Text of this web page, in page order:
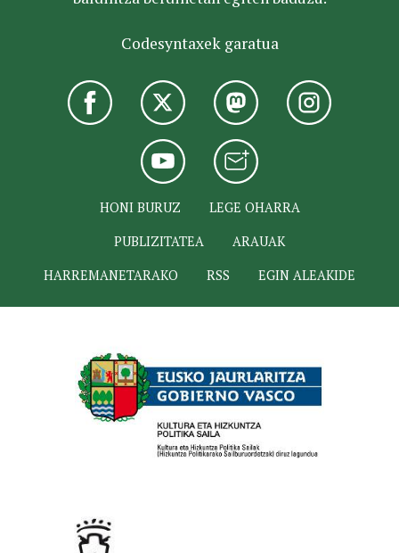
Codesyntaxek garatua
HONI BURUZ
LEGE OHARRA
PUBLIZITATEA
ARAUAK
HARREMANETARAKO
RSS EGIN ALEAKIDE